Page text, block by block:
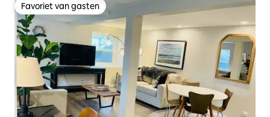
Favoriet van gasten
Favoriet van gasten